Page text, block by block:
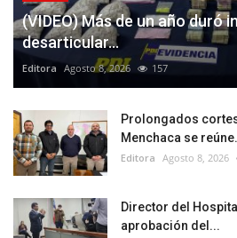
(VIDEO) Más de un año duró
desarticular...
Editora Agosto 8, 2026 157
Prolongados
Menchaca se
Editora Agosto 8, 2026
Director del
aprobación del...